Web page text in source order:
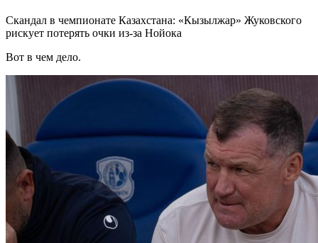
Скандал в чемпионате Казахстана: «Кызылжар» Жуковского
рискует потерять очки из-за Нойока
Вот в чем дело.